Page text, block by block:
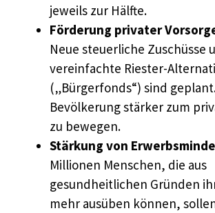
jeweils zur Hälfte.
Förderung privater
Neue steuerliche Zuschüsse
vereinfachte Riester-
(„Bürgerfonds“) sind
Bevölkerung stärker zum
zu bewegen.
Stärkung von
Millionen Menschen, die aus
gesundheitlichen Gründen
mehr ausüben können,